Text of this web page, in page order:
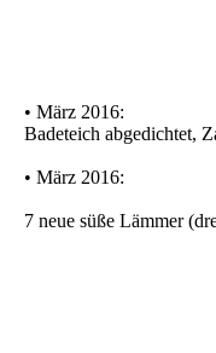
• März 2016:
Badeteich abgedichtet,
• März 2016:
7 neue süße Lämmer